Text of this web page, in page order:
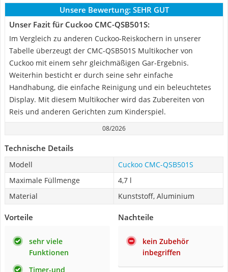
Unsere Bewertung: SEHR GUT
Unser Fazit für Cuckoo CMC-QSB501S:
Im Vergleich zu anderen Cuckoo-Reiskochern in unserer
Tabelle überzeugt der CMC-QSB501S Multikocher von
Cuckoo mit einem sehr gleichmäßigen Gar-Ergebnis.
Weiterhin besticht er durch seine sehr einfache
Handhabung, die einfache Reinigung und ein beleuchtetes
Display. Mit diesem Multikocher wird das Zubereiten von
Reis und anderen Gerichten zum Kinderspiel.
08/2026
Technische Details
Modell
Cuckoo CMC-QSB501S
Maximale Füllmenge
4,7 l
Material
Kunststoff, Aluminium
Vorteile
sehr viele
Funktionen
Timer-und
Nachteile
kein Zubehör
inbegriffen